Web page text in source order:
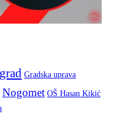
Nogomet OŠ Hasan Kikić